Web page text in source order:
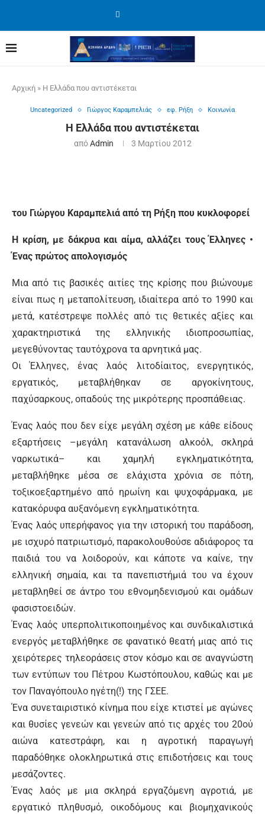
Αρχική » Η Ελλάδα που αντιστέκεται
Uncategorized Γιώργος Καραμπελιάς εφ. Ρήξη Κοινωνία
Η Ελλάδα που αντιστέκεται
απόAdmin 3 Μαρτίου 2012
του Γιώργου Καραμπελιά από τη Ρήξη που κυκλοφορεί
Η κρίση, με δάκρυα και αίμα, αλλάζει τους Έλληνες •
Ένας πρώτος απολογισμός
Μια από τις βασικές αιτίες της κρίσης που βιώνουμε
είναι πως η μεταπολίτευση, ιδιαίτερα από το 1990 και
μετά, κατέστρεψε πολλές από τις θετικές αξίες και
χαρακτηριστικά της ελληνικής ιδιοπροσωπίας,
μεγεθύνοντας ταυτόχρονα τα αρνητικά μας.
Οι Έλληνες, ένας λαός λιτοδίαιτος, ενεργητικός,
εργατικός, μεταβλήθηκαν σε αργοκίνητους,
παχύσαρκους, οπαδούς της μικρότερης προσπάθειας.
Ένας λαός που δεν είχε μεγάλη σχέση με κάθε είδους
εξαρτήσεις –μεγάλη κατανάλωση αλκοόλ, σκληρά
ναρκωτικά– και χαμηλή εγκληματικότητα,
μεταβλήθηκε μέσα σε ελάχιστα χρόνια σε πότη,
τοξικοεξαρτημένο από ηρωίνη και ψυχοφάρμακα, με
κατακόρυφα αυξανόμενη εγκληματικότητα.
Ένας λαός υπερήφανος για την ιστορική του παράδοση,
με ισχυρό πατριωτισμό, παρακολουθούσε αδιάφορος τα
παιδιά του να λοιδορούν, και κάποτε να καίνε, την
ελληνική σημαία, και τα πανεπιστήμιά του να έχουν
μεταβληθεί σε άντρο του εθνομηδενισμού και ομάδων
φασιστοειδών.
Ένας λαός υπερπολιτικοποιημένος και συνδικαλιστικά
ενεργός μεταβλήθηκε σε φανατικό θεατή μιας από τις
χειρότερες τηλεοράσεις στον κόσμο και σε αναγνώστη
των εντύπων του Πέτρου Κωστόπουλου, καθώς και με
τον Παναγόπουλο ηγέτη(!) της ΓΣΕΕ.
Ένα συνεταιριστικό κίνημα που είχε κτιστεί με αγώνες
και θυσίες γενεών και γενεών από τις αρχές του 20ού
αιώνα κατεστράφη, και η αγροτική παραγωγή
παραδόθηκε ολοκληρωτικά στις επιδοτήσεις και τους
μεσάζοντες.
Ένας λαός με μια σκληρά εργαζόμενη αγροτιά, με
εργατικό πληθυσμό, οικοδόμους και βιομηχανικούς